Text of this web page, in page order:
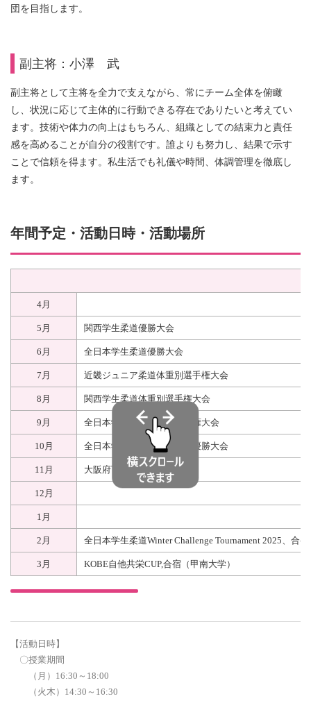
団を目指します。
副主将：小澤 武
副主将として主将を全力で支えながら、常にチーム全体を俯瞰
し、状況に応じて主体的に行動できる存在でありたいと考えてい
ます。技術や体力の向上はもちろん、組織としての結束力と責任
感を高めることが自分の役割です。誰よりも努力し、結果で示す
ことで信頼を得ます。私生活でも礼儀や時間、体調管理を徹底し
ます。
年間予定・活動日時・活動場所
4月
5月 関西学生柔道優勝大会
6月 全日本学生柔道優勝大会
7月 近畿ジュニア柔道体重別選手権大会
8月 関西学生柔道体重別選手権大会
9月 全日本学生柔道体重別選手権大会
10月 全日本学生柔道体重別団体優勝大会
11月 大阪府下大学対抗柔道大会
12月
1月
2月 全日本学生柔道Winter Challenge Tournament 2025、合
3月 KOBE自他共栄CUP,合宿（甲南大学）
【活動日時】
〇授業期間
（月）16:30～18:00
（火木）14:30～16:30